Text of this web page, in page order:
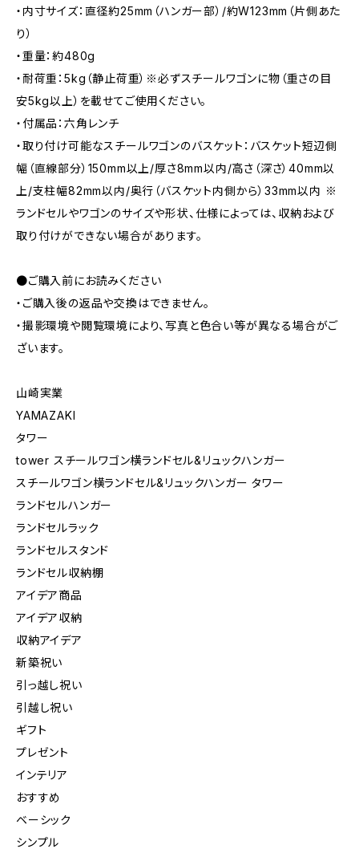
・内寸サイズ：直径約25mm（ハンガー部）/約W123mm（片側あた
り）
・重量：約480g
・耐荷重：5kg（静止荷重）※必ずスチールワゴンに物（重さの目
安5kg以上）を載せてご使用ください。
・付属品：六角レンチ
・取り付け可能なスチールワゴンのバスケット：バスケット短辺側
幅（直線部分）150mm以上/厚さ8mm以内/高さ（深さ）40mm以
上/支柱幅82mm以内/奥行（バスケット内側から）33mm以内 ※
ランドセルやワゴンのサイズや形状、仕様によっては、収納および
取り付けができない場合があります。
●ご購入前にお読みください
・ご購入後の返品や交換はできません。
・撮影環境や閲覧環境により、写真と色合い等が異なる場合がご
ざいます。
山崎実業
YAMAZAKI
タワー
tower スチールワゴン横ランドセル&リュックハンガー
スチールワゴン横ランドセル&リュックハンガー タワー
ランドセルハンガー
ランドセルラック
ランドセルスタンド
ランドセル収納棚
アイデア商品
アイデア収納
収納アイデア
新築祝い
引っ越し祝い
引越し祝い
ギフト
プレゼント
インテリア
おすすめ
ベーシック
シンプル